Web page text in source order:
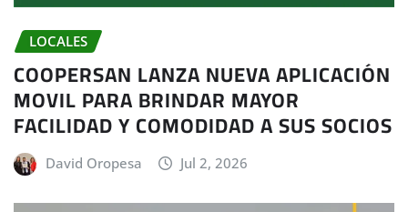
LOCALES
COOPERSAN LANZA NUEVA APLICACIÓN
MOVIL PARA BRINDAR MAYOR
FACILIDAD Y COMODIDAD A SUS SOCIOS
David Oropesa Jul 2, 2026